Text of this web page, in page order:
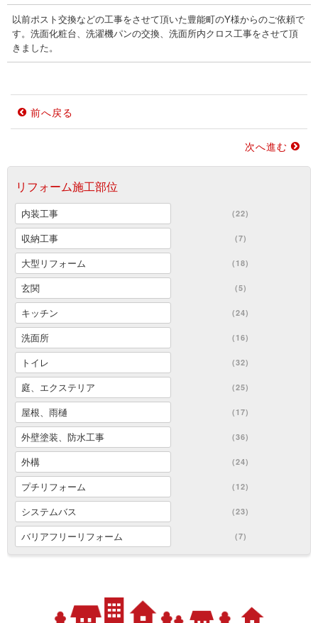
以前ポスト交換などの工事をさせて頂いた豊能町のY様からのご依頼で
す。洗面化粧台、洗濯機パンの交換、洗面所内クロス工事をさせて頂
きました。
前へ戻る
次へ進む
リフォーム施工部位
内装工事 (22)
収納工事 (7)
大型リフォーム (18)
玄関 (5)
キッチン (24)
洗面所 (16)
トイレ (32)
庭、エクステリア (25)
屋根、雨樋 (17)
外壁塗装、防水工事 (36)
外構 (24)
プチリフォーム (12)
システムバス (23)
バリアフリーリフォーム (7)